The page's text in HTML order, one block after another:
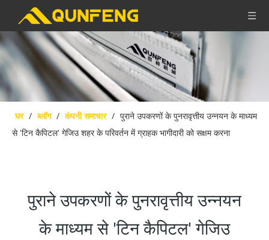
घर / ब्लॉग / कंपनी समाचार / पुराने उपकरणों के पुनरावृत्तीय उन्नयन के माध्यम
से 'टिन कैपिटल' गेजिउ शहर के परिवर्तन में ग्राहक भागीदारी को सक्षम करना
पुराने उपकरणों के पुनरावृत्तीय उन्नयन
के माध्यम से 'टिन कैपिटल' गेजिउ